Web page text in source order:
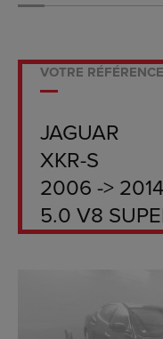
VOTRE RÉFÉRENCE
JAGUAR
XKR-S
2006 -> 2014
5.0 V8